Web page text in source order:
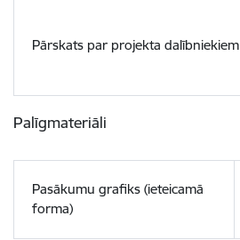
Pārskats par projekta dalībniekiem
Palīgmateriāli
Pasākumu grafiks (ieteicamā
forma)